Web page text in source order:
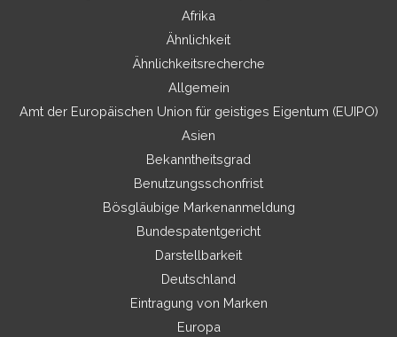
Afrika
Ähnlichkeit
Ähnlichkeitsrecherche
Allgemein
Amt der Europäischen Union für geistiges Eigentum (EUIPO)
Asien
Bekanntheitsgrad
Benutzungsschonfrist
Bösgläubige Markenanmeldung
Bundespatentgericht
Darstellbarkeit
Deutschland
Eintragung von Marken
Europa